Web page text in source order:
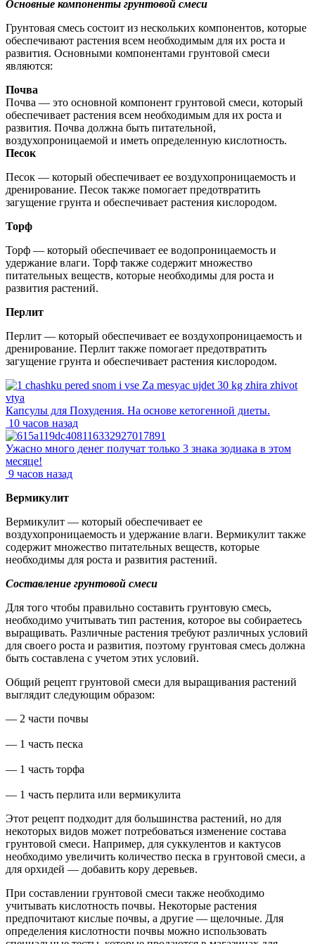
Основные компоненты грунтовой смеси
Грунтовая смесь состоит из нескольких компонентов, которые
обеспечивают растения всем необходимым для их роста и
развития. Основными компонентами грунтовой смеси
являются:
Почва
Почва — это основной компонент грунтовой смеси, который
обеспечивает растения всем необходимым для их роста и
развития. Почва должна быть питательной,
воздухопроницаемой и иметь определенную кислотность.
Песок
Песок — который обеспечивает ее воздухопроницаемость и
дренирование. Песок также помогает предотвратить
загущение грунта и обеспечивает растения кислородом.
Торф
Торф — который обеспечивает ее водопроницаемость и
удержание влаги. Торф также содержит множество
питательных веществ, которые необходимы для роста и
развития растений.
Перлит
Перлит — который обеспечивает ее воздухопроницаемость и
дренирование. Перлит также помогает предотвратить
загущение грунта и обеспечивает растения кислородом.
Капсулы для Похудения. На основе кетогенной диеты.
10 часов назад
Ужасно много денег получат только 3 знака зодиака в этом
месяце!
9 часов назад
Вермикулит
Вермикулит — который обеспечивает ее
воздухопроницаемость и удержание влаги. Вермикулит также
содержит множество питательных веществ, которые
необходимы для роста и развития растений.
Составление грунтовой смеси
Для того чтобы правильно составить грунтовую смесь,
необходимо учитывать тип растения, которое вы собираетесь
выращивать. Различные растения требуют различных условий
для своего роста и развития, поэтому грунтовая смесь должна
быть составлена с учетом этих условий.
Общий рецепт грунтовой смеси для выращивания растений
выглядит следующим образом:
— 2 части почвы
— 1 часть песка
— 1 часть торфа
— 1 часть перлита или вермикулита
Этот рецепт подходит для большинства растений, но для
некоторых видов может потребоваться изменение состава
грунтовой смеси. Например, для суккулентов и кактусов
необходимо увеличить количество песка в грунтовой смеси, а
для орхидей — добавить кору деревьев.
При составлении грунтовой смеси также необходимо
учитывать кислотность почвы. Некоторые растения
предпочитают кислые почвы, а другие — щелочные. Для
определения кислотности почвы можно использовать